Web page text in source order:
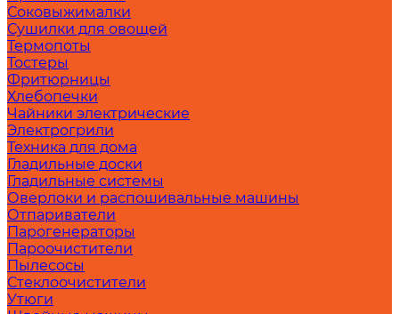
Соковыжималки
Сушилки для овощей
Термопоты
Тостеры
Фритюрницы
Хлебопечки
Чайники электрические
Электрогрили
Техника для дома
Гладильные доски
Гладильные системы
Оверлоки и распошивальные машины
Отпариватели
Парогенераторы
Пароочистители
Пылесосы
Стеклоочистители
Утюги